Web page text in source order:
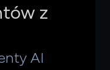
z
AI